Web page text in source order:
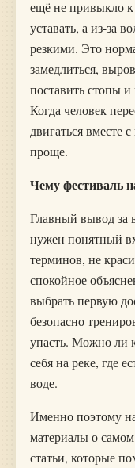
ещё не привыкло к
уставать, а из-за
резкими. Это
замедлиться,
поставить стопы
Когда человек
двигаться вместе
проще.
Чему фестиваль
Главный вывод за
нужен понятный
терминов, не
спокойное
выбрать первую
безопасно
упасть. Можно ли
себя на реке, где
воде.
Именно поэтому
материалы о
статьи, которые